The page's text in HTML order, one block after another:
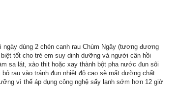
dùng 2 chén canh rau Chùm Ngây (tương đương
tốt cho trẻ em suy dinh dưỡng và người cân hồi
sa lát, xào thịt hoặc xay thành bột pha nước đun sôi
rau vào tránh đun nhiệt độ cao sẽ mất dưỡng chất.
vì thế áp dụng công nghệ sấy lạnh sớm hơn 12 giờ